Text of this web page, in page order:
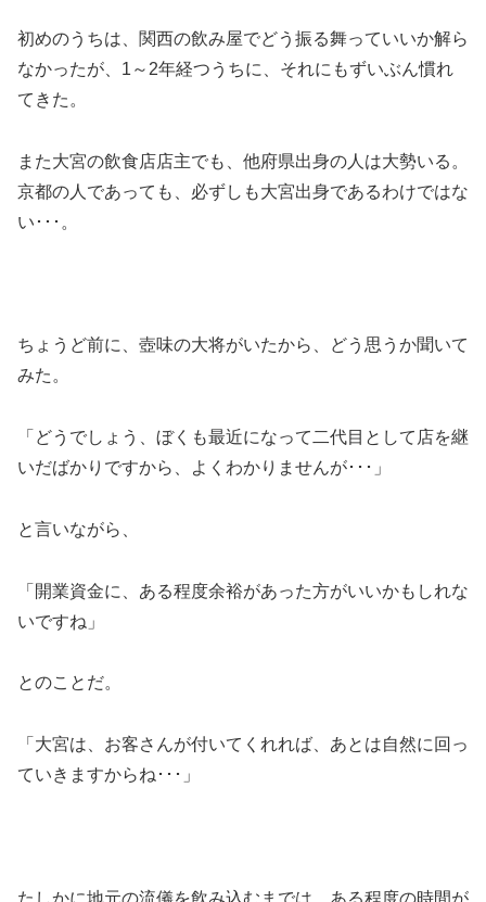
初めのうちは、関西の飲み屋でどう振る舞っていいか解ら
なかったが、1～2年経つうちに、それにもずいぶん慣れ
てきた。
また大宮の飲食店店主でも、他府県出身の人は大勢いる。
京都の人であっても、必ずしも大宮出身であるわけではな
い･･･。
ちょうど前に、壺味の大将がいたから、どう思うか聞いて
みた。
「どうでしょう、ぼくも最近になって二代目として店を継
いだばかりですから、よくわかりませんが･･･」
と言いながら、
「開業資金に、ある程度余裕があった方がいいかもしれな
いですね」
とのことだ。
「大宮は、お客さんが付いてくれれば、あとは自然に回っ
ていきますからね･･･」
たしかに地元の流儀を飲み込むまでは、ある程度の時間が